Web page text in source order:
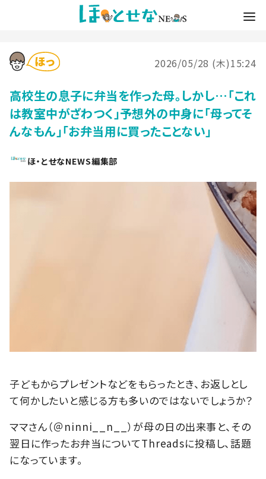
2026/05/28 (木)15:24
高校生の息子に弁当を作った母。しかし…「これ
は教室中がざわつく」予想外の中身に「母ってそ
んなもん」「お弁当用に買ったことない」
ほ・とせなNEWS編集部
子どもからプレゼントなどをもらったとき、お返しとし
て何かしたいと感じる方も多いのではないでしょうか？
ママさん（＠ninni__n__）が母の日の出来事と、その
翌日に作ったお弁当についてThreadsに投稿し、話題
になっています。